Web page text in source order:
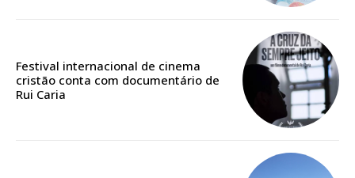
Festival internacional de cinema
cristão conta com documentário de
Rui Caria